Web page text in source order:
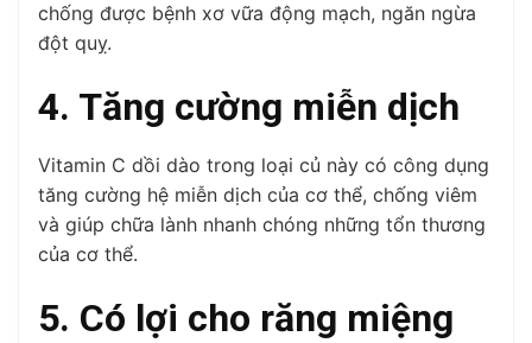
chống được bệnh xơ vữa động mạch, ngăn ngừa
đột quỵ.
4. Tăng cường miễn dịch
Vitamin C dồi dào trong loại củ này có công dụng
tăng cường hệ miễn dịch của cơ thể, chống viêm
và giúp chữa lành nhanh chóng những tổn thương
của cơ thể.
5. Có lợi cho răng miệng